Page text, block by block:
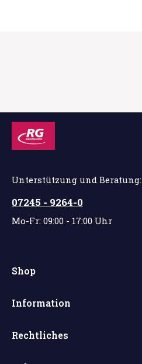
Unterstützung und Beratung:
07245 - 9264-0
Mo-Fr: 09:00 - 17:00 Uhr
Shop
Information
Rechtliches